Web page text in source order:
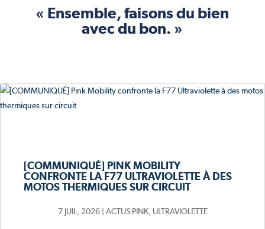
« Ensemble, faisons du bien
avec du bon. »
[COMMUNIQUÉ] PINK MOBILITY
CONFRONTE LA F77 ULTRAVIOLETTE À DES
MOTOS THERMIQUES SUR CIRCUIT
7 JUIL, 2026| ACTUS PINK, ULTRAVIOLETTE